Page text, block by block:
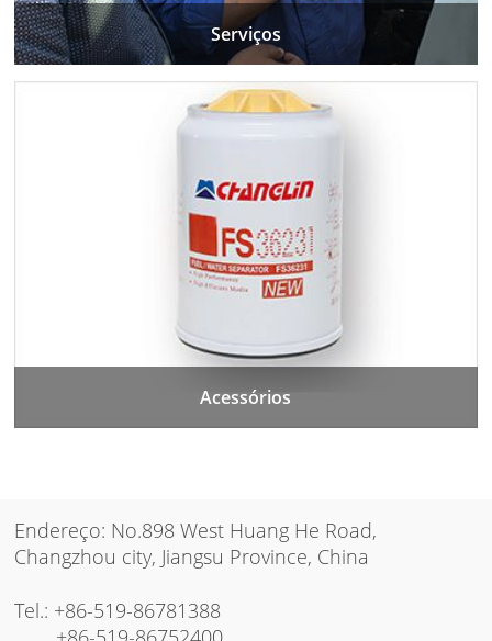
Serviços
Acessórios
Endereço: No.898 West Huang He Road,
Changzhou city, Jiangsu Province, China
Tel.: +86-519-86781388